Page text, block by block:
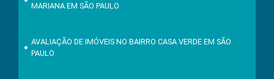
MARIANA EM SÃO PAULO
AVALIAÇÃO DE IMÓVEIS NO BAIRRO CASA VERDE EM SÃO
PAULO